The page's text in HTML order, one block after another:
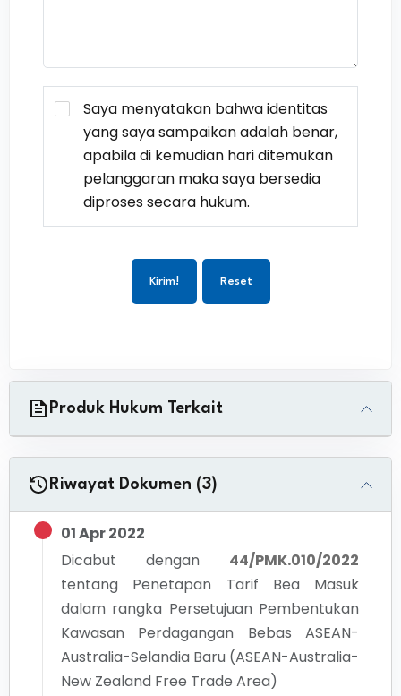
Saya menyatakan bahwa identitas
yang saya sampaikan adalah benar,
apabila di kemudian hari ditemukan
pelanggaran maka saya bersedia
diproses secara hukum.
Kirim! Reset
Produk Hukum Terkait
Riwayat Dokumen (3)
01 Apr 2022
Dicabut dengan
44/PMK.010/2022
tentang Penetapan Tarif Bea Masuk
dalam rangka Persetujuan Pembentukan
Kawasan Perdagangan Bebas ASEAN-
Australia-Selandia Baru (ASEAN-Australia-
New Zealand Free Trade Area)